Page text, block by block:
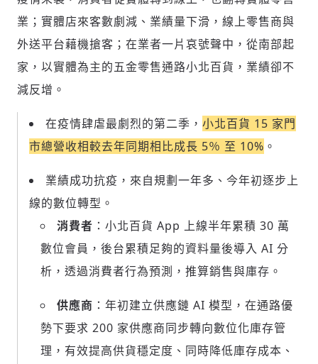
業；實體店來客數劇減、業績量下滑，線上零售商與
外送平台藉機搶客；在業者一片哀號聲中，從南部起
家，以實體為主的五金零售通路小北百貨，業績卻不
減反增。
在疫情肆虐最劇烈的第二季， 小北百貨 15 家門
市總營收相較去年同期相比成長 5％ 至 10% 。
業績成功抗疫，來自規劃一年多、今年初逐步上
線的數位轉型。
消費者 ：小北百貨 App 上線半年累積 30 萬
數位會員，後台累積足夠的資料量後導入 AI 分
析，透過消費者行為預測，推算銷售與庫存。
供應商 ：年初建立供應鏈 AI 模型，在通路優
勢下要求 200 家供應商同步轉向數位化庫存管
理，有效提高供貨穩定度、同時降低庫存成本、